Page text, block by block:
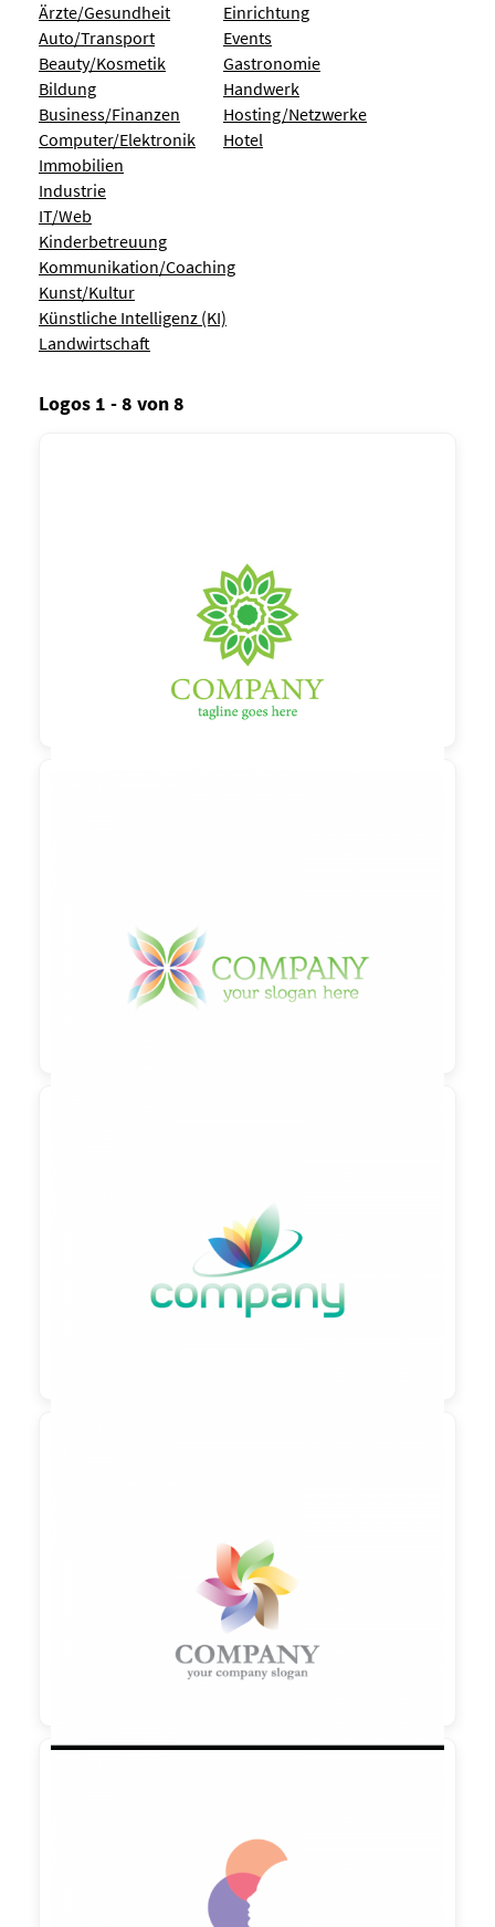
Ärzte/Gesundheit
Auto/Transport
Beauty/Kosmetik
Bildung
Business/Finanzen
Computer/Elektronik
Einrichtung
Events
Gastronomie
Handwerk
Hosting/Netzwerke
Hotel
Immobilien
Industrie
IT/Web
Kinderbetreuung
Kommunikation/Coaching
Kunst/Kultur
Künstliche Intelligenz (KI)
Landwirtschaft
Logos 1 - 8 von 8